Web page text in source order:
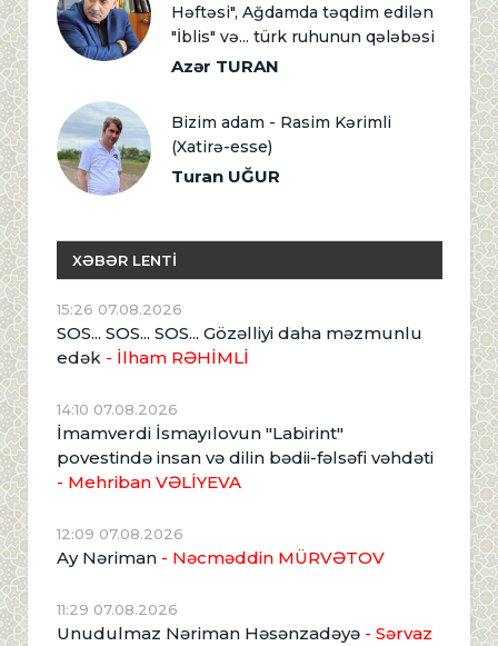
Həftəsi", Ağdamda təqdim edilən
"İblis" və... türk ruhunun qələbəsi
Azər TURAN
Bizim adam - Rasim Kərimli
(Xatirə-esse)
Turan UĞUR
XƏBƏR LENTİ
15:26 07.08.2026
SOS... SOS... SOS... Gözəlliyi daha məzmunlu
edək - İlham RƏHİMLİ
14:10 07.08.2026
İmamverdi İsmayılovun "Labirint"
povestində insan və dilin bədii-fəlsəfi vəhdəti
- Mehriban VƏLİYEVA
12:09 07.08.2026
Ay Nəriman - Nəcməddin MÜRVƏTOV
11:29 07.08.2026
Unudulmaz Nəriman Həsənzadəyə - Sərvaz